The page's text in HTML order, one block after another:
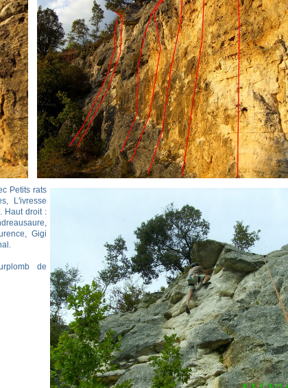
Petits rats
L'ivresse
Haut droit :
Gigi
de